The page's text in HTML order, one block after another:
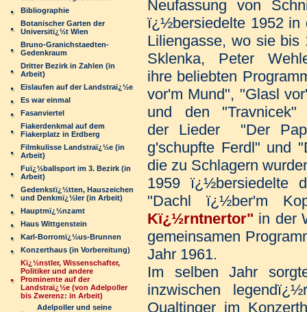
Bibliographie
Botanischer Garten der
Universitï¿½t Wien
Bruno-Granichstaedten-
Gedenkraum
Dritter Bezirk in Zahlen (in
Arbeit)
Eislaufen auf der Landstraï¿½e
Es war einmal
Fasanviertel
Fiakerdenkmal auf dem
Fiakerplatz in Erdberg
Filmkulisse Landstraï¿½e (in
Arbeit)
Fuï¿½ballsport im 3. Bezirk (in
Arbeit)
Gedenkstï¿½tten, Hauszeichen
und Denkmï¿½ler (in Arbeit)
Hauptmï¿½nzamt
Haus Wittgenstein
Karl-Borromï¿½us-Brunnen
Konzerthaus (in Vorbereitung)
Kï¿½nstler, Wissenschafter,
Politiker und andere
Prominente auf der
Landstraï¿½e (von Adelpoller
bis Zwerenz: in Arbeit)
Adelpoller und seine
Neufassung von
ï¿½bersiedelte 1952
Liliengasse, wo sie
Sklenka, Peter
ihre beliebten
vor'm Mund", "Glasl
und den
der Lieder "Der
g'schupfte Ferdl" und
die zu Schlagern
1959 ï¿½bersiedelte
"Dachl ï¿½ber'm
Kï¿½rntnertor" in der
gemeinsamen
Jahr 1961.
Im selben Jahr
inzwischen
Qualtinger im